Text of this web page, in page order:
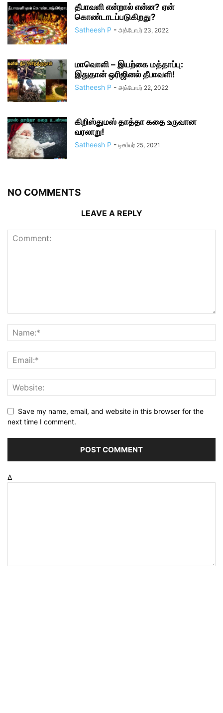
தீபாவளி என்றால் என்ன? ஏன்
கொண்டாடப்படுகிறது?
Satheesh P - அக்டோபர் 23, 2022
மாவொளி – இயற்கை மத்தாப்பு:
இதுதான் ஒரிஜினல் தீபாவளி!
Satheesh P - அக்டோபர் 22, 2022
கிறிஸ்துமஸ் தாத்தா கதை உருவான
வரலாறு!
Satheesh P - டிசம்பர் 25, 2021
NO COMMENTS
LEAVE A REPLY
Save my name, email, and website in this browser for the
next time I comment.
Δ